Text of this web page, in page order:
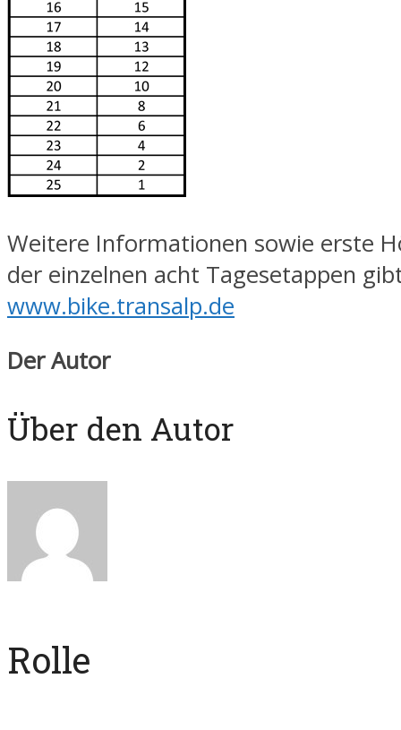
Weitere Informationen sowie erste
der einzelnen acht Tagesetappen
www.bike.transalp.de
Der Autor
Über den Autor
Rolle